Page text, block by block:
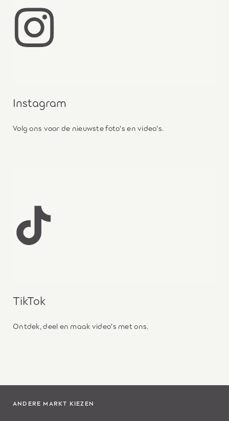
Instagram
Volg ons voor de nieuwste foto's en video's.
TikTok
Ontdek, deel en maak video's met ons.
ANDERE MARKT KIEZEN